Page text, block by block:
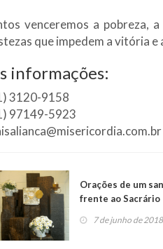
venceremos a pobreza,
que impedem a vitória e
informações:
3120-9158
97149-5923
Orações de um
frente ao Sacrário
7 de junho de 2018